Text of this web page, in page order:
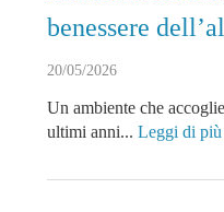
benessere
20/05/2026
Un ambiente che
ultimi anni... Leggi di